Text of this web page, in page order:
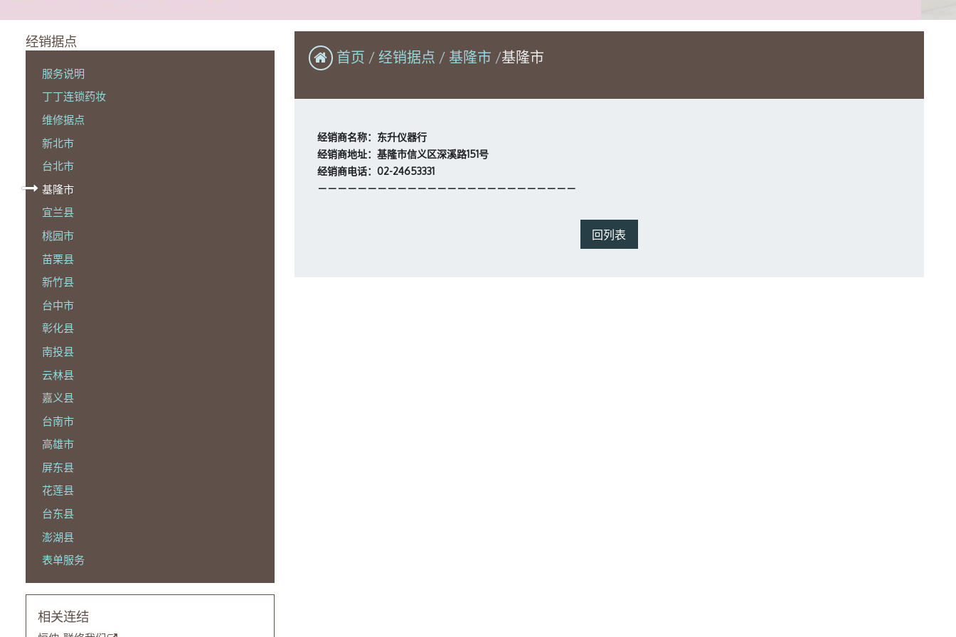
经销据点
服务说明
丁丁连锁药妆
维修据点
新北市
台北市
基隆市
宜兰县
桃园市
苗栗县
新竹县
台中市
彰化县
南投县
云林县
嘉义县
台南市
高雄市
屏东县
花莲县
台东县
澎湖县
表单服务
相关连结
首页 经销据点 基隆市 基隆市
经销商名称：东升仪器行
经销商地址：基隆市信义区深溪路151号
经销商电话：02-24653331
－－－－－－－－－－－－－－－－－－－－－－－－－－
回列表